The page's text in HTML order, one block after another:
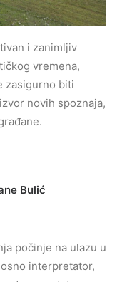
i zanimljiv
vremena,
zasigurno biti
novih spoznaja,
Bulić
počinje na ulazu u
interpretator,